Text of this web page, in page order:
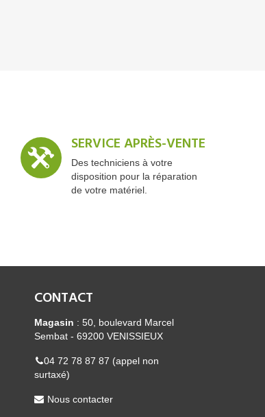
SERVICE APRÈS-VENTE
Des techniciens à votre
disposition pour la réparation
de votre matériel.
CONTACT
Magasin : 50, boulevard Marcel
Sembat - 69200 VENISSIEUX
04 72 78 87 87 (appel non
surtaxé)
Nous contacter